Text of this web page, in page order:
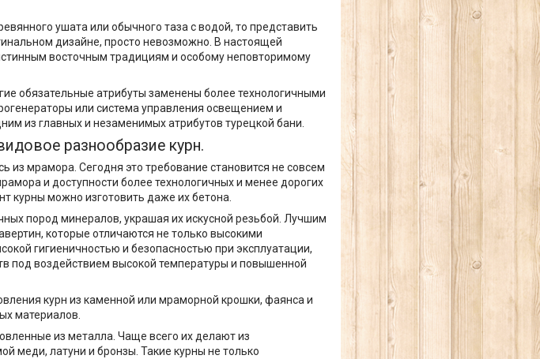
ушата или обычного таза с водой, то представить
дизайне, просто невозможно. В настоящей
восточным традициям и особому неповторимому
обязательные атрибуты заменены более технологичными
или система управления освещением и
из главных и незаменимых атрибутов турецкой бани.
разнообразие курн.
из мрамора. Сегодня это требование становится не совсем
и доступности более технологичных и менее дорогих
курны можно изготовить даже их бетона.
пород минералов, украшая их искусной резьбой. Лучшим
которые отличаются не только высокими
гигиеничностью и безопасностью при эксплуатации,
под воздействием высокой температуры и повышенной
курн из каменной или мраморной крошки, фаянса и
материалов.
из металла. Чаще всего их делают из
меди, латуни и бронзы. Такие курны не только